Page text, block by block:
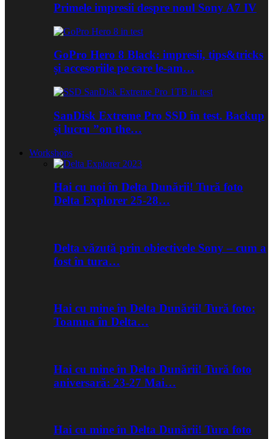
Primele impresii despre noul Sony A7 IV
GoPro Hero 8 Black: impresii, tips&tricks
și accesoriile pe care le-am…
SanDisk Extreme Pro SSD în test. Backup
și lucru ”on the…
Workshops
Hai cu noi în Delta Dunării! Tură foto
Delta Explorer 25-28…
Delta văzută prin obiectivele Sony – cum a
fost în tura…
Hai cu mine în Delta Dunării! Tură foto:
Toamna în Delta…
Hai cu mine în Delta Dunării! Tură foto
aniversară: 23-27 Mai…
Hai cu mine în Delta Dunării! Tura foto